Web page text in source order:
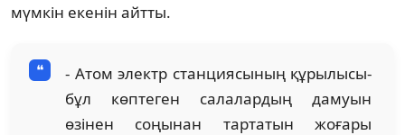
мүмкін екенін айтты.
- Атом электр станциясының құрылысы-
бұл көптеген салалардың дамуын
өзінен соңынан тартатын жоғары